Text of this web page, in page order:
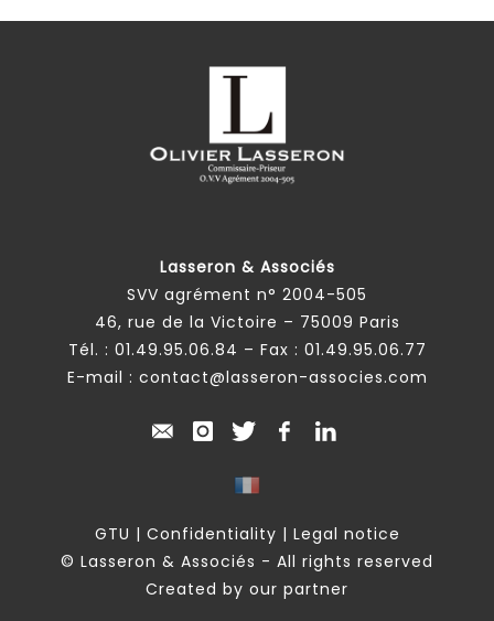
Lasseron & Associés
SVV agrément n° 2004-505
46, rue de la Victoire – 75009 Paris
Tél. : 01.49.95.06.84 – Fax : 01.49.95.06.77
E-mail : contact@lasseron-associes.com
GTU | Confidentiality | Legal notice
© Lasseron & Associés - All rights reserved
Created by our partner